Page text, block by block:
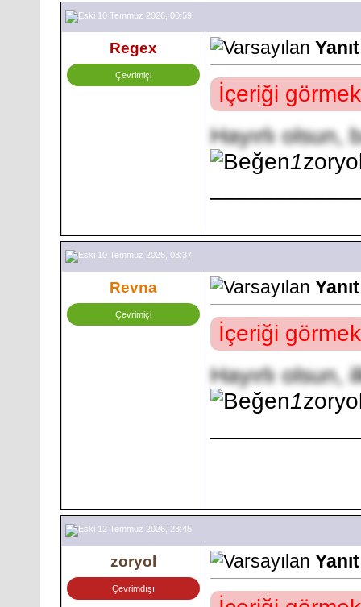
10 Temmuz 2026, 00:59
Regex
Çevrimiçi
İçeriği
Hayırlı olsun,
1
10 Temmuz 2026, 08:37
Revna
Çevrimiçi
İçeriği
Hayırlı olsun,
1
12 Temmuz 2026, 23:45
zoryol
Çevrimdışı